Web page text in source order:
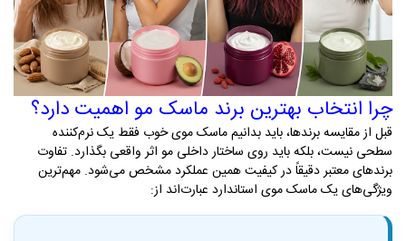
چرا انتخاب بهترین برند ماسک مو اهمیت دارد؟
قبل از مقایسه برندها، باید بدانیم ماسک موی خوب فقط یک نرم‌کننده
سطحی نیست، بلکه باید روی ساختار داخلی مو اثر واقعی بگذارد. تفاوت
برندهای معتبر دقیقاً در کیفیت همین عملکرد مشخص می‌شود. مهم‌ترین
ویژگی‌های یک ماسک موی استاندارد عبارت‌اند از: